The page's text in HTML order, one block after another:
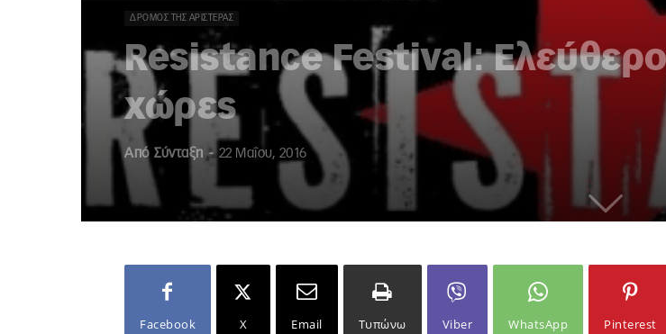
ΔΡΌΜΟΣ ΤΗΣ ΑΡΙΣΤΕΡΆΣ
Resistance Festival:
χώρες
Από Σύνταξη - 22 Μαΐου, 2016
Facebook X Email Τυπώνω Viber WhatsApp Pinterest